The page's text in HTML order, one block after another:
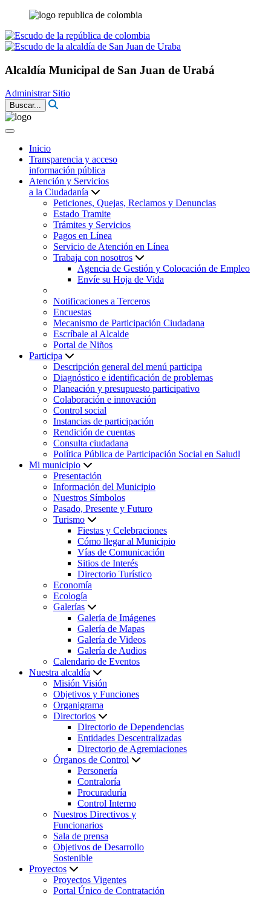
Alcaldía Municipal de San Juan de Urabá
Administrar Sitio
Buscar...
Inicio
Transparencia y acceso
información pública
Atención y Servicios
a la Ciudadanía
Peticiones, Quejas, Reclamos y Denuncias
Estado Tramite
Trámites y Servicios
Pagos en Línea
Servicio de Atención en Línea
Trabaja con nosotros
Agencia de Gestión y Colocación de Empleo
Envíe su Hoja de Vida
Notificaciones a Terceros
Encuestas
Mecanismo de Participación Ciudadana
Escríbale al Alcalde
Portal de Niños
Participa
Descripción general del menú participa
Diagnóstico e identificación de problemas
Planeación y presupuesto participativo
Colaboración e innovación
Control social
Instancias de participación
Rendición de cuentas
Consulta ciudadana
Política Pública de Participación Social en Saludl
Mi municipio
Presentación
Información del Municipio
Nuestros Símbolos
Pasado, Presente y Futuro
Turismo
Fiestas y Celebraciones
Cómo llegar al Municipio
Vías de Comunicación
Sitios de Interés
Directorio Turístico
Economía
Ecología
Galerías
Galería de Imágenes
Galería de Mapas
Galería de Videos
Galería de Audios
Calendario de Eventos
Nuestra alcaldía
Misión Visión
Objetivos y Funciones
Organigrama
Directorios
Directorio de Dependencias
Entidades Descentralizadas
Directorio de Agremiaciones
Órganos de Control
Personería
Contraloría
Procuraduría
Control Interno
Nuestros Directivos y
Funcionarios
Sala de prensa
Objetivos de Desarrollo
Sostenible
Proyectos
Proyectos Vigentes
Portal Único de Contratación